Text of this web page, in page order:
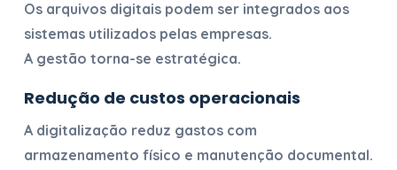
Os arquivos digitais podem ser integrados aos
sistemas utilizados pelas empresas.
A gestão torna-se estratégica.
Redução de custos operacionais
A digitalização reduz gastos com
armazenamento físico e manutenção documental.